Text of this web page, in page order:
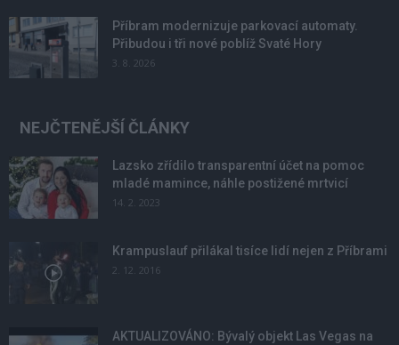
Příbram modernizuje parkovací automaty.
Přibudou i tři nové poblíž Svaté Hory
3. 8. 2026
NEJČTENĚJŠÍ ČLÁNKY
Lazsko zřídilo transparentní účet na pomoc
mladé mamince, náhle postižené mrtvicí
14. 2. 2023
Krampuslauf přilákal tisíce lidí nejen z Příbrami
2. 12. 2016
AKTUALIZOVÁNO: Bývalý objekt Las Vegas na